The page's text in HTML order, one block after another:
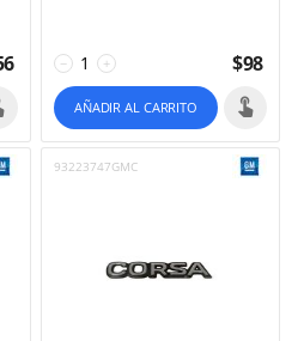
+
− $98
AÑADIR AL CARRITO
93223747GMC